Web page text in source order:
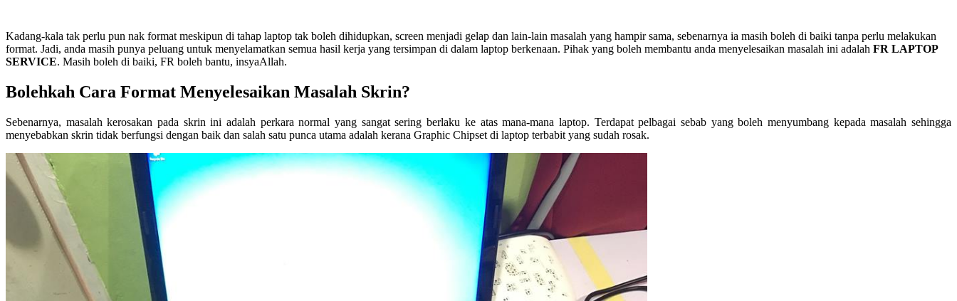
Kadang-kala tak perlu pun nak format meskipun di tahap laptop tak boleh dihidupkan, screen menjadi gelap dan lain-lain masalah yang hampir sama, sebenarnya ia masih boleh di baiki tanpa perlu melakukan
format. Jadi, anda masih punya peluang untuk menyelamatkan semua hasil kerja yang tersimpan di dalam laptop berkenaan. Pihak yang boleh membantu anda menyelesaikan masalah ini adalah FR LAPTOP
SERVICE. Masih boleh di baiki, FR boleh bantu, insyaAllah.
Bolehkah Cara Format Menyelesaikan Masalah Skrin?
Sebenarnya, masalah kerosakan pada skrin ini adalah perkara normal yang sangat sering berlaku ke atas mana-mana laptop. Terdapat pelbagai sebab yang boleh menyumbang kepada masalah sehingga
menyebabkan skrin tidak berfungsi dengan baik dan salah satu punca utama adalah kerana Graphic Chipset di laptop terbabit yang sudah rosak.